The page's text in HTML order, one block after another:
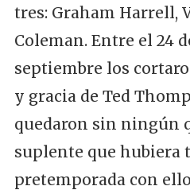
tres: Graham Harrell,
Coleman. Entre el 24
septiembre los
y gracia de Ted
quedaron sin ningún
suplente que hubiera
pretemporada con